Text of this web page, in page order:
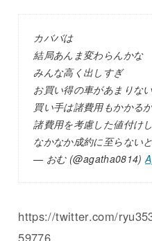
カババは
結局あんま変わらんかな
みんな高く出しすぎ
お買い得の車があまりない
買い手は諸費用もかかる
諸費用を考慮した値付け
なかなか成約に至らないと
— おむ (@agatha0814)
https://twitter.com/
59776